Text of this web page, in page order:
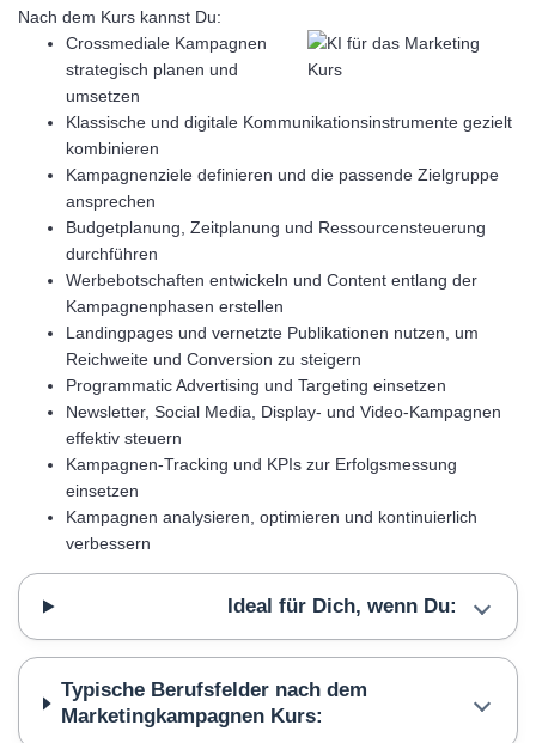
Nach dem Kurs kannst Du:
Crossmediale Kampagnen
strategisch planen und
umsetzen
Klassische und digitale Kommunikationsinstrumente gezielt
kombinieren
Kampagnenziele definieren und die passende Zielgruppe
ansprechen
Budgetplanung, Zeitplanung und Ressourcensteuerung
durchführen
Werbebotschaften entwickeln und Content entlang der
Kampagnenphasen erstellen
Landingpages und vernetzte Publikationen nutzen, um
Reichweite und Conversion zu steigern
Programmatic Advertising und Targeting einsetzen
Newsletter, Social Media, Display- und Video-Kampagnen
effektiv steuern
Kampagnen-Tracking und KPIs zur Erfolgsmessung
einsetzen
Kampagnen analysieren, optimieren und kontinuierlich
verbessern
Ideal für Dich, wenn Du:
Typische Berufsfelder nach dem
Marketingkampagnen Kurs: